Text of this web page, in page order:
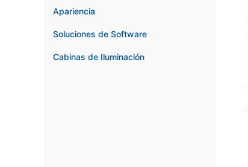
Apariencia
Soluciones de Software
Cabinas de Iluminación